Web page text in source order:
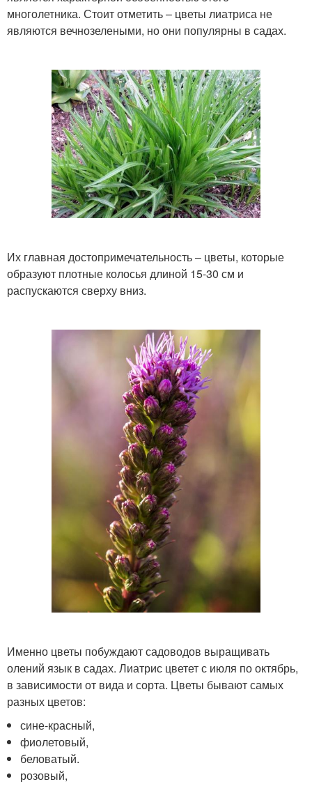
многолетника. Стоит отметить – цветы лиатриса не
являются вечнозелеными, но они популярны в садах.
Их главная достопримечательность – цветы, которые
образуют плотные колосья длиной 15-30 см и
распускаются сверху вниз.
Именно цветы побуждают садоводов выращивать
олений язык в садах. Лиатрис цветет с июля по октябрь,
в зависимости от вида и сорта. Цветы бывают самых
разных цветов:
сине-красный,
фиолетовый,
беловатый.
розовый,